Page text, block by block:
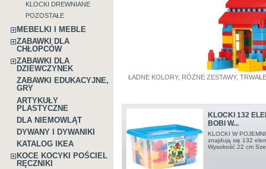
KLOCKI DREWNIANE
POZOSTAŁE
MEBELKI I MEBLE
ZABAWKI DLA
CHŁOPCÓW
ZABAWKI DLA
DZIEWCZYNEK
ZABAWKI EDUKACYJNE,
GRY
ARTYKUŁY
PLASTYCZNE
DLA NIEMOWLĄT
DYWANY I DYWANIKI
KATALOG IKEA
KOCE KOCYKI POŚCIEL
RĘCZNIKI
ŁADNE KOLORY, RÓŻNE ZESTAWY,
KLOCKI 132
BOBI W...
KLOCKI W
znajdują się 132
Wysokość 22 cm